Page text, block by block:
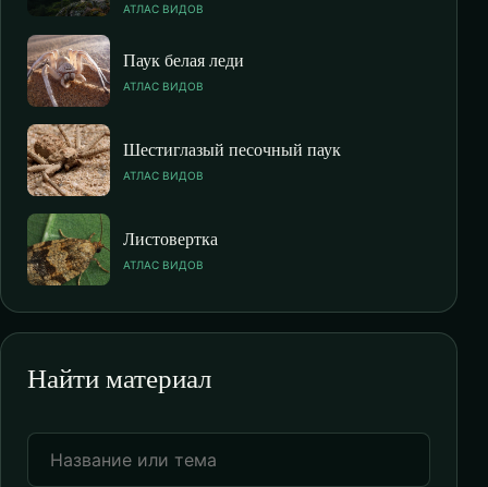
АТЛАС ВИДОВ
Паук белая леди
АТЛАС ВИДОВ
Шестиглазый песочный паук
АТЛАС ВИДОВ
Листовертка
АТЛАС ВИДОВ
Найти материал